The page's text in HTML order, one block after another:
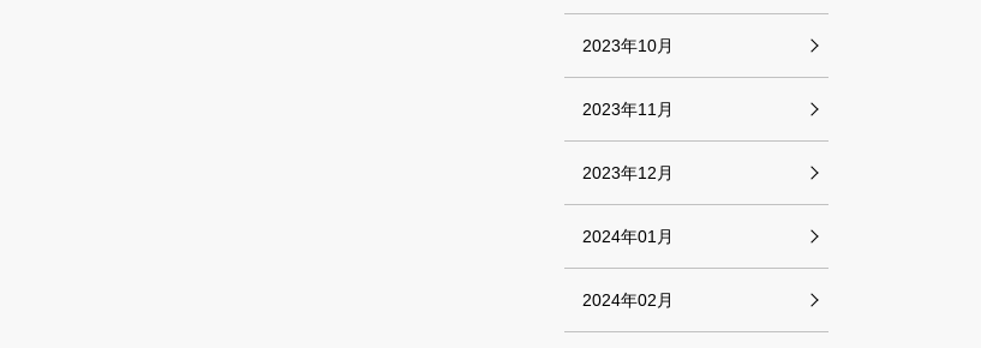
2023年10月
2023年11月
2023年12月
2024年01月
2024年02月